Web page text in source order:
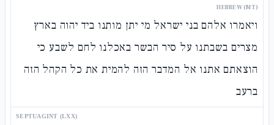
HEBREW (MT)
ויאמרו אלהם בני ישראל מי יתן מותנו ביד יהוה בארץ
מצרים בשבתנו על סיר הבשר באכלנו לחם לשבע כי
הוצאתם אתנו אל המדבר הזה להמית את כל הקהל הזה
ברעב
SEPTUAGINT (LXX)